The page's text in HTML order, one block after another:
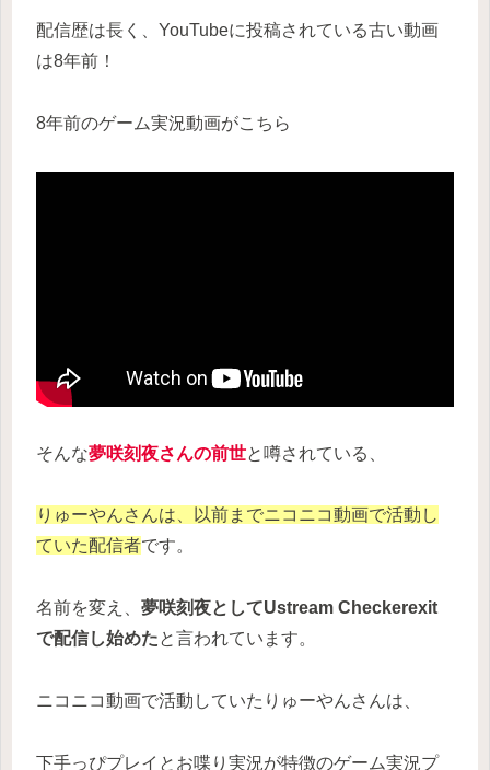
配信歴は長く、YouTubeに投稿されている古い動画
は8年前！
8年前のゲーム実況動画がこちら
そんな夢咲刻夜さんの前世と噂されている、
りゅーやんさんは、以前までニコニコ動画で活動し
ていた配信者です。
名前を変え、 夢咲刻夜としてUstream Checkerexit
で配信し始めたと言われています。
ニコニコ動画で活動していたりゅーやんさんは、
下手っぴプレイとお喋り実況が特徴のゲーム実況プ